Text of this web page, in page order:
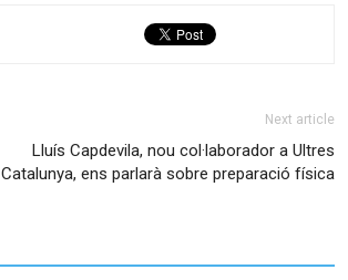
Next article
Lluís Capdevila, nou col·laborador a Ultres
Catalunya, ens parlarà sobre preparació física